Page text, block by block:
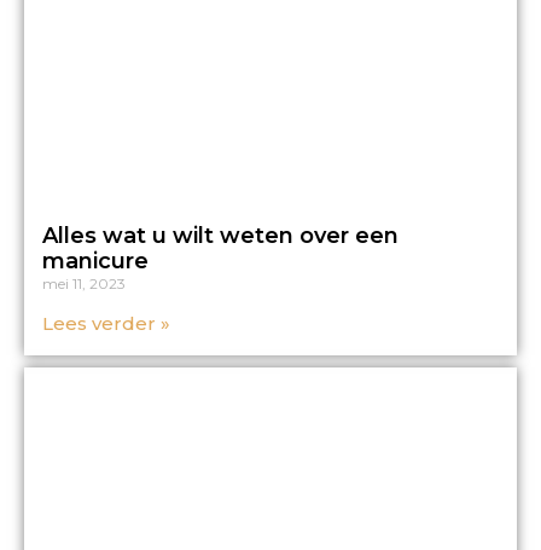
Alles wat u wilt weten over een
manicure
mei 11, 2023
Lees verder »